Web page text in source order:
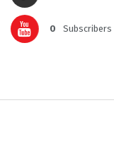
0 Subscribers